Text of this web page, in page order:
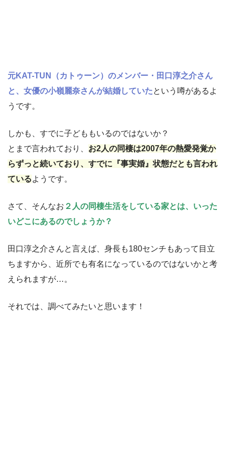
元KAT-TUN（カトゥーン）のメンバー・田口淳之介さん
と、 女優の小嶺麗奈さんが結婚していたという噂があるよ
うです。
しかも、すでに子どももいるのではないか？
とまで言われており、 お2人の同棲は2007年の熱愛発覚か
らずっと続いており、すでに『事実婚』状態だとも言われ
ているようです。
さて、そんなお ２人の同棲生活をしている家とは、いった
いどこにあるのでしょうか？
田口淳之介さんと言えば、身長も180センチもあって目立
ちますから、近所でも有名になっているのではないかと考
えられますが…。
それでは、調べてみたいと思います！